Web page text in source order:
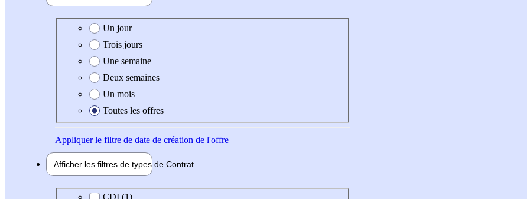
Date de création de l'offre
Un jour
Trois jours
Une semaine
Deux semaines
Un mois
Toutes les offres
Appliquerle filtre de date de création de l'offre
Afficher les filtres de types de Contrat
Type de contrat